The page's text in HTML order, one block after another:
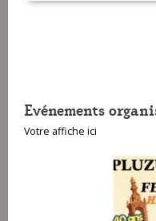
Evénements
Votre affiche ici